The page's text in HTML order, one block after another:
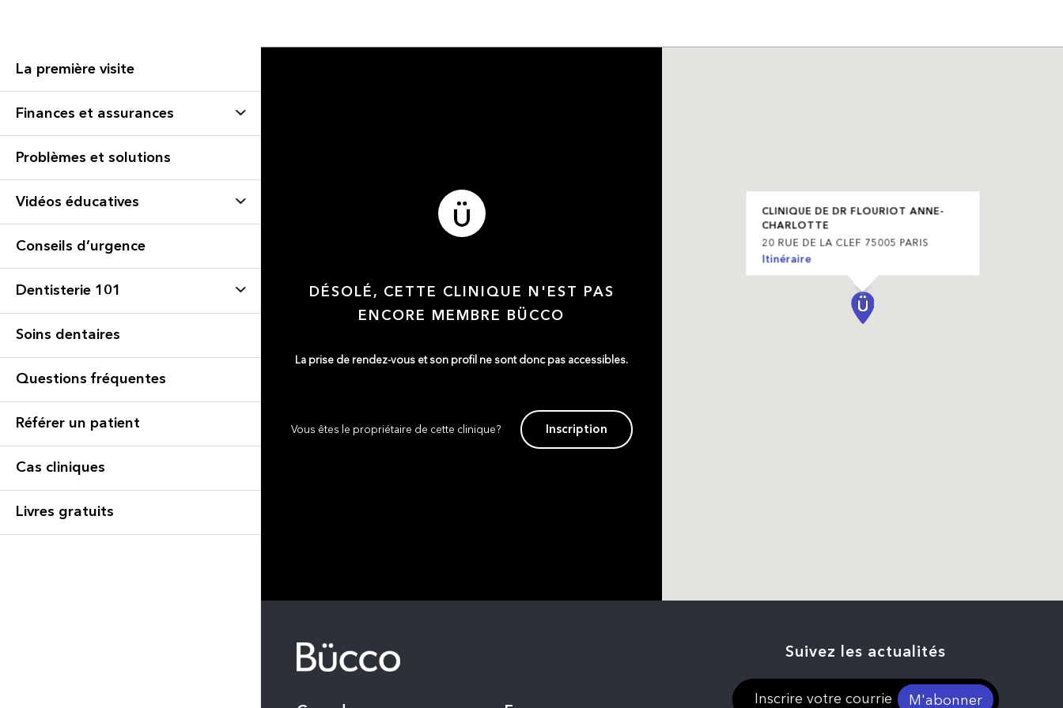
La première visite
Finances et assurances
Problèmes et solutions
Vidéos éducatives
Conseils d’urgence
Dentisterie 101
Soins dentaires
Questions fréquentes
Référer un patient
Cas cliniques
Livres gratuits
DÉSOLÉ, CETTE CLINIQUE N'EST PAS
ENCORE MEMBRE BÜCCO
La prise de rendez-vous et son profil ne sont donc pas accessibles.
Vous êtes le propriétaire de cette clinique? Inscription
CLINIQUE DE DR FLOURIOT ANNE-
CHARLOTTE
20 RUE DE LA CLEF 75005 PARIS
Itinéraire
Suivez les actualités
M'abonner